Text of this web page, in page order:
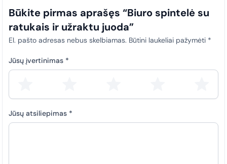
Būkite pirmas aprašęs “Biuro spintelė su
ratukais ir užraktu juoda”
El. pašto adresas nebus skelbiamas. Būtini laukeliai pažymėti *
Jūsų įvertinimas *
Jūsų atsiliepimas *